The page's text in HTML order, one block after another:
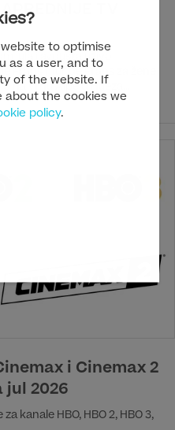
to optimise
as a user, and to
of the website. If
about the cookies we
policy.
TV
jula i avgusta uživo
Frans i Tur de Frans za žene
na vrhu Alpe d’Hueza
iskustvo praćenja
svetu. Nove funkcije na
i Cinemax 2
jul 2026
kanale HBO, HBO 2, HBO 3,